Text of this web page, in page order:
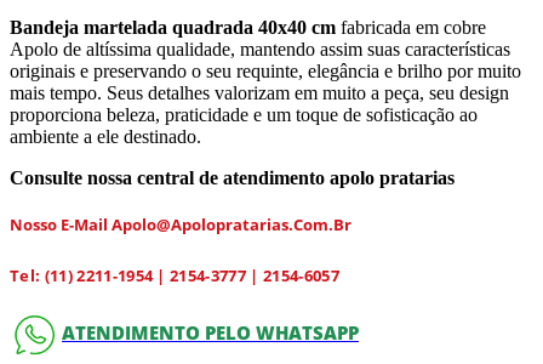
Bandeja martelada quadrada 40x40 cm fabricada em cobre
Apolo de altíssima qualidade, mantendo assim suas características
originais e preservando o seu requinte, elegância e brilho por muito
mais tempo. Seus detalhes valorizam em muito a peça, seu design
proporciona beleza, praticidade e um toque de sofisticação ao
ambiente a ele destinado.
Consulte nossa central de atendimento apolo pratarias
Nosso E-Mail Apolo@apolopratarias.com.br
Tel: (11) 2211-1954 | 2154-3777 | 2154-6057
ATENDIMENTO PELO WHATSAPP